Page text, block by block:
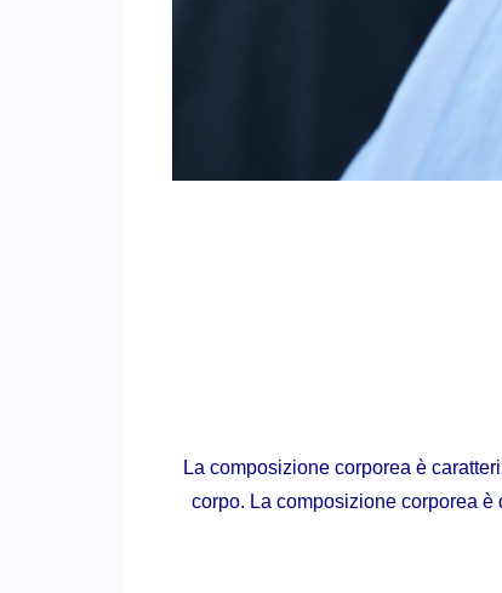
La composizione corporea è
corpo. La composizione corporea